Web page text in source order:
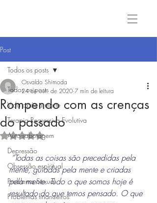
Post
Todos os posts
Vida após a morte
Terapia Regressiva Evolutiva
Auto-sabotagem
Depressão
Obsessão espiritual
Problema Sexual
Problemas financeiros
Todos os posts
Rompendo com as crenças
do passado
Osvaldo Shimoda
24 de out. de 2020 7 min de leitura
Avaliado com NaN de 5 estrelas.
“Todas as coisas são precedidas pela
mente, guiadas pela mente e criadas
pela mente. Tudo o que somos hoje é
resultado do que temos pensado. O que